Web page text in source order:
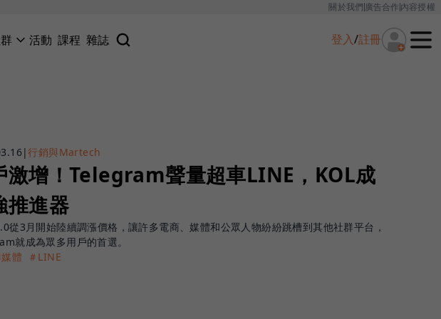
關於我們廣告合作內容授權
活動 課程 雜誌 登入/註冊
|行銷與Martech
激增！Telegram聲量超車LINE，KOL成
推進器
從3月開始陸續調漲價格，讓許多電商、媒體和公眾人物紛紛跳槽到其他社群平台，
就成為眾多用戶的首選。
體
＃LINE